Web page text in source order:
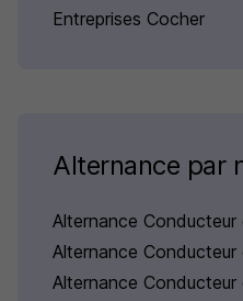
Entreprises Cocher
Alternance par
Alternance
Alternance Conducteur
Alternance